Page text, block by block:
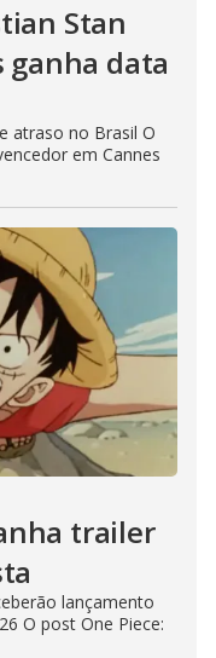
Stan
ganha data
atraso no Brasil O
em Cannes
trailer
lançamento
O post One Piece: